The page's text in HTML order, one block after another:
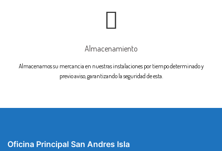
Almacenamiento
Almacenamos su mercancia en nuestras instalaciones por tiempo determinado y
previo aviso, garantizando la seguridad de esta.
Oficina Principal San Andres Isla